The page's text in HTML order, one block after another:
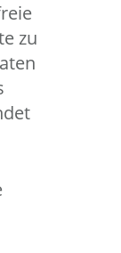
zu